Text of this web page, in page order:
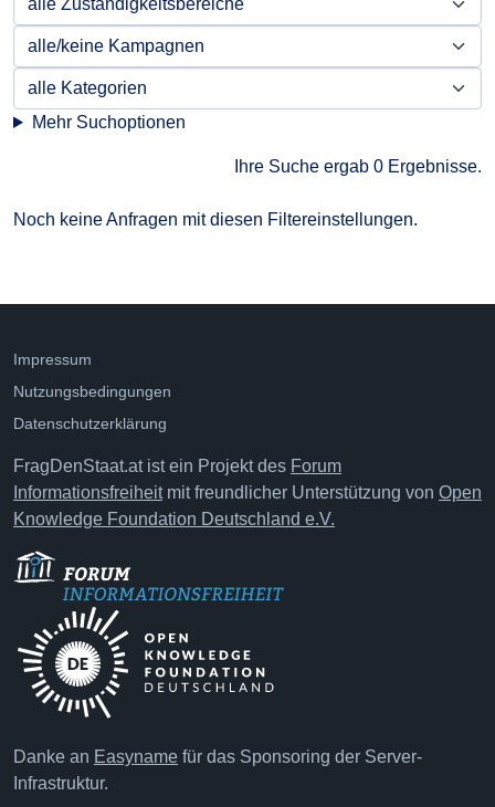
Mehr Suchoptionen
Ihre Suche ergab 0 Ergebnisse.
Noch keine Anfragen mit diesen Filtereinstellungen.
Impressum
Nutzungsbedingungen
Datenschutzerklärung
FragDenStaat.at ist ein Projekt des Forum
Informationsfreiheitmit freundlicher Unterstützung von Open
Knowledge Foundation Deutschland e.V.
Danke an Easyname für das Sponsoring der Server-
Infrastruktur.